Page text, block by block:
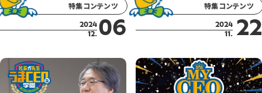
特集コンテンツ
2024
12. 06
特集コンテンツ
2024
11. 22